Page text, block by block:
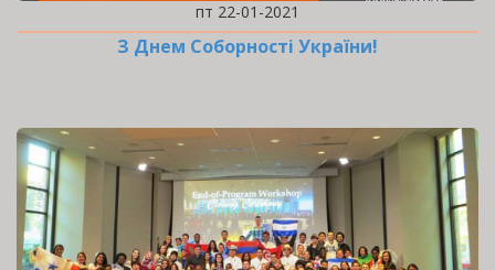
пт 22-01-2021
З Днем Соборності України!